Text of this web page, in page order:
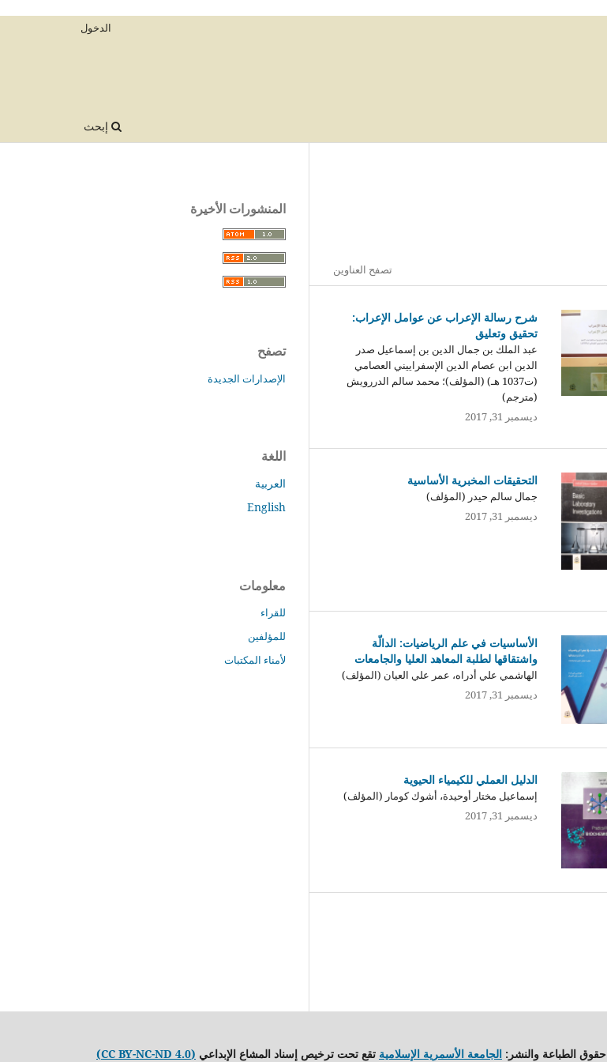
إبحث
الدخول
تصفح العناوين
شرح رسالة الإعراب عن عوامل الإعراب:
تحقيق وتعليق
عبد الملك بن جمال الدين بن إسماعيل صدر
الدين ابن عصام الدين الإسفراييني العصامي
(ت1037 هـ) (المؤلف)؛ محمد سالم الدررويش
(مترجم)
ديسمبر 31, 2017
التحقيقات المخبرية الأساسية
جمال سالم حيدر (المؤلف)
ديسمبر 31, 2017
الأساسيات في علم الرياضيات: الدالّة
واشتقاقها لطلبة المعاهد العليا والجامعات
الهاشمي علي أدراه، عمر علي العيان (المؤلف)
ديسمبر 31, 2017
الدليل العملي للكيمياء الحيوية
إسماعيل مختار أوحيدة، أشوك كومار (المؤلف)
ديسمبر 31, 2017
المنشورات الأخيرة
تصفح
الإصدارات الجديدة
اللغة
العربية
English
معلومات
للقراء
للمؤلفين
لأمناء المكتبات
حقوق الطباعة والنشر: الجامعة الأسمرية الإسلامية تقع تحت ترخيص إسناد المشاع الإبداعي (CC BY-NC-ND 4.0)